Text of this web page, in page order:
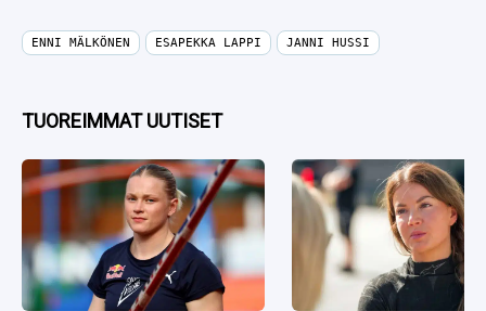
ENNI MÄLKÖNEN ESAPEKKA LAPPI JANNI HUSSI
TUOREIMMAT UUTISET